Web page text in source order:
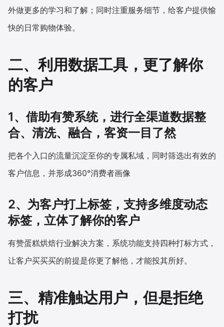
外做更多的学习和了解；同时注重服务细节，给客户提供愉
快的日常购物体验。
二、利用数据工具，更了解你
的客户
1、借助有赞系统，进行全渠道数据整
合、清洗、融合，客资一目了然
把各个入口的流量沉淀至你的专属私域，同时筛选出有效的
客户信息，并形成360°消费者画像
2、为客户打上标签，支持多维度动态
标签，立体了解你的客户
有赞蛋糕烘焙行业解决方案，系统功能支持四种打标方式，
让客户买买买的前提是你更了解他，才能投其所好。
三、精准触达用户，但是拒绝
打扰